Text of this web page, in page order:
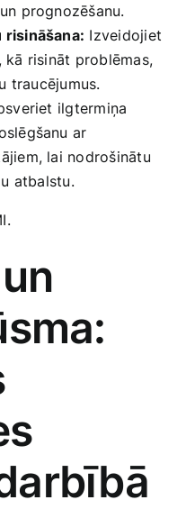
prognozēšanu.
risināšana: Izveidojiet
kā risināt problēmas,
traucējumus.
ilgtermiņa
ar
lai nodrošinātu⁢
atbalstu.